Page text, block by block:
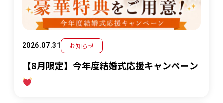
2026.07.31 お知らせ
【8月限定】今年度結婚式応援キャンペーン